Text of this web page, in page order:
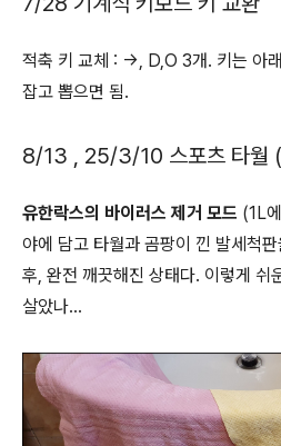
적축 키 교체 : →, D,O 3개. 키는 아
잡고 뽑으면 됨.
8/13 , 25/3/10 스포츠 타월 (
유한락스의 바이러스 제거 모드 (1L
야에 담고 타월과 곰팡이 낀 발세척
후, 완전 깨끗해진 상태다. 이렇게 쉬
살았나...